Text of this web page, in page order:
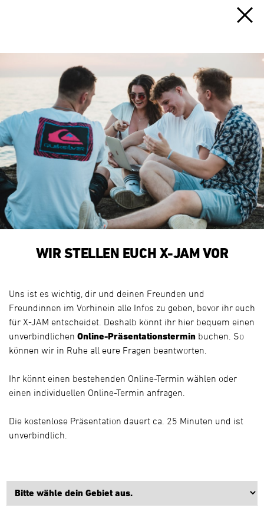
WIR STELLEN EUCH X-JAM VOR
Uns ist es wichtig, dir und deinen Freunden und
Freundinnen im Vorhinein alle Infos zu geben, bevor ihr euch
für X-JAM entscheidet. Deshalb könnt ihr hier bequem einen
unverbindlichen Online-Präsentationstermin buchen. So
können wir in Ruhe all eure Fragen beantworten.
Ihr könnt einen bestehenden Online-Termin wählen oder
einen individuellen Online-Termin anfragen.
Die kostenlose Präsentation dauert ca. 25 Minuten und ist
unverbindlich.